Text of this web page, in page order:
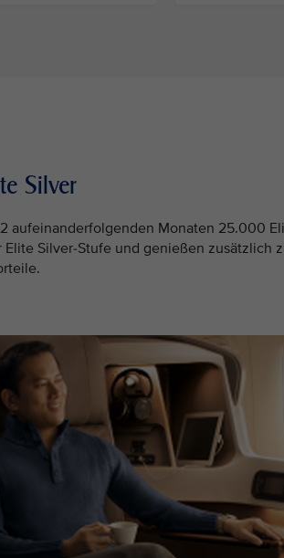
Silver
aufeinanderfolgenden Monaten 25.000
Elite Silver-Stufe und genießen zusätzlich